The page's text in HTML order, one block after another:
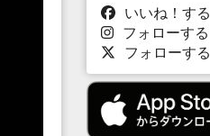
いいね！する
フォローする
フォローする